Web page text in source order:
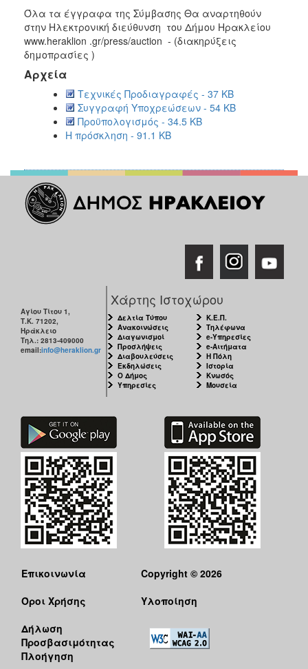
Όλα τα έγγραφα της Σύμβασης Θα αναρτηθούν
στην Ηλεκτρονική διεύθυνση του Δήμου Ηρακλείου
www.heraklion .gr/press/auction - (διακηρύξεις
δημοπρασίες )
Αρχεία
Τεχνικές Προδιαγραφές - 37 KB
Συγγραφή Υποχρεώσεων - 54 KB
Προϋπολογισμός - 34.5 KB
Η πρόσκληση - 91.1 KB
Αγίου Τίτου 1,
Τ.Κ. 71202,
Ηράκλειο
Τηλ.: 2813-409000
email:info@heraklion.gr
Χάρτης Ιστοχώρου
Δελτία Τύπου
Ανακοινώσεις
Διαγωνισμοί
Προσλήψεις
Διαβουλεύσεις
Εκδηλώσεις
Ο Δήμος
Υπηρεσίες
Κ.Ε.Π.
Τηλέφωνα
e-Υπηρεσίες
e-Αιτήματα
Η Πόλη
Ιστορία
Κνωσός
Μουσεία
Επικοινωνία
Όροι Χρήσης
Δήλωση
Προσβασιμότητας
Πλοήγηση
Copyright © 2026
Υλοποίηση